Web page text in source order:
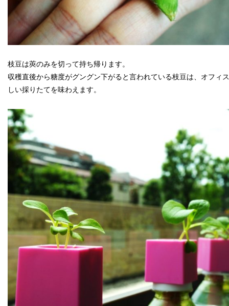
枝豆は莢のみを切って持ち帰ります。
収穫直後から糖度がグングン下がると言われている枝豆は、オフィ
しい採りたてを味わえます。